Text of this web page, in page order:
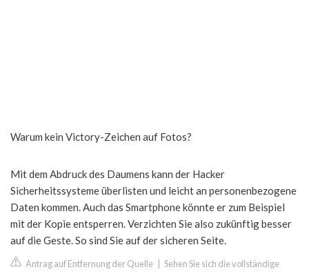
Warum kein Victory-Zeichen auf Fotos?
Mit dem Abdruck des Daumens kann der Hacker
Sicherheitssysteme überlisten und leicht an personenbezogene
Daten kommen. Auch das Smartphone könnte er zum Beispiel
mit der Kopie entsperren. Verzichten Sie also zukünftig besser
auf die Geste. So sind Sie auf der sicheren Seite.
Antrag auf Entfernung der Quelle Sehen Sie sich die vollständige